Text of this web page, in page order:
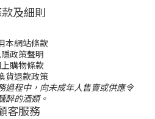
及細則
本網站條款
政策聲明
購物條款
貨退款政策
過程中，向未成年人售賣或供應令
醉的酒類。
客服務